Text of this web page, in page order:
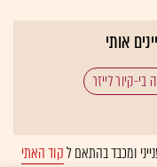
אותי
בי-קיור לייזר
ומכבד בהתאם לקוד האתי